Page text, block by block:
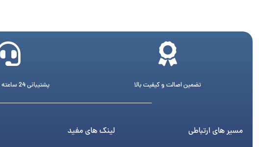
تضمین اصالت و کیفیت بالا پشتیبانی 24 ساعته در 7 روز هفته
مسیر های ارتباطی لینک های مفید